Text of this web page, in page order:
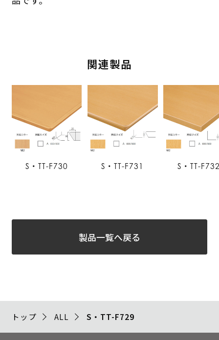
関連製品
S・TT-F730 S・TT-F731 S・TT-
製品一覧へ戻る
トップ ALL S・TT-F729